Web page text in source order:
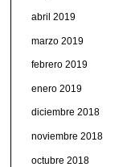
abril 2019
marzo 2019
febrero 2019
enero 2019
diciembre 2018
noviembre 2018
octubre 2018